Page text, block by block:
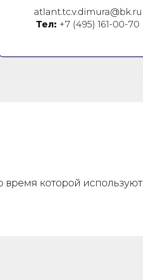
atlant.tc.v.dimura@bk.ru
Тел: +7 (495) 161-00-70
время которой используют